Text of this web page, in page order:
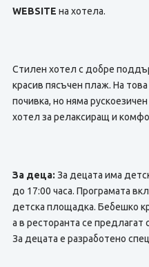
WEBSITE на хотела.
Стилен хотел с добре
красив пясъчен плаж. На
почивка, но няма
хотел за релаксиращ и
За деца: За децата има
до 17:00 часа. Програмата
детска площадка. Бебешко
а в ресторанта се предлагат
За децата е разработено